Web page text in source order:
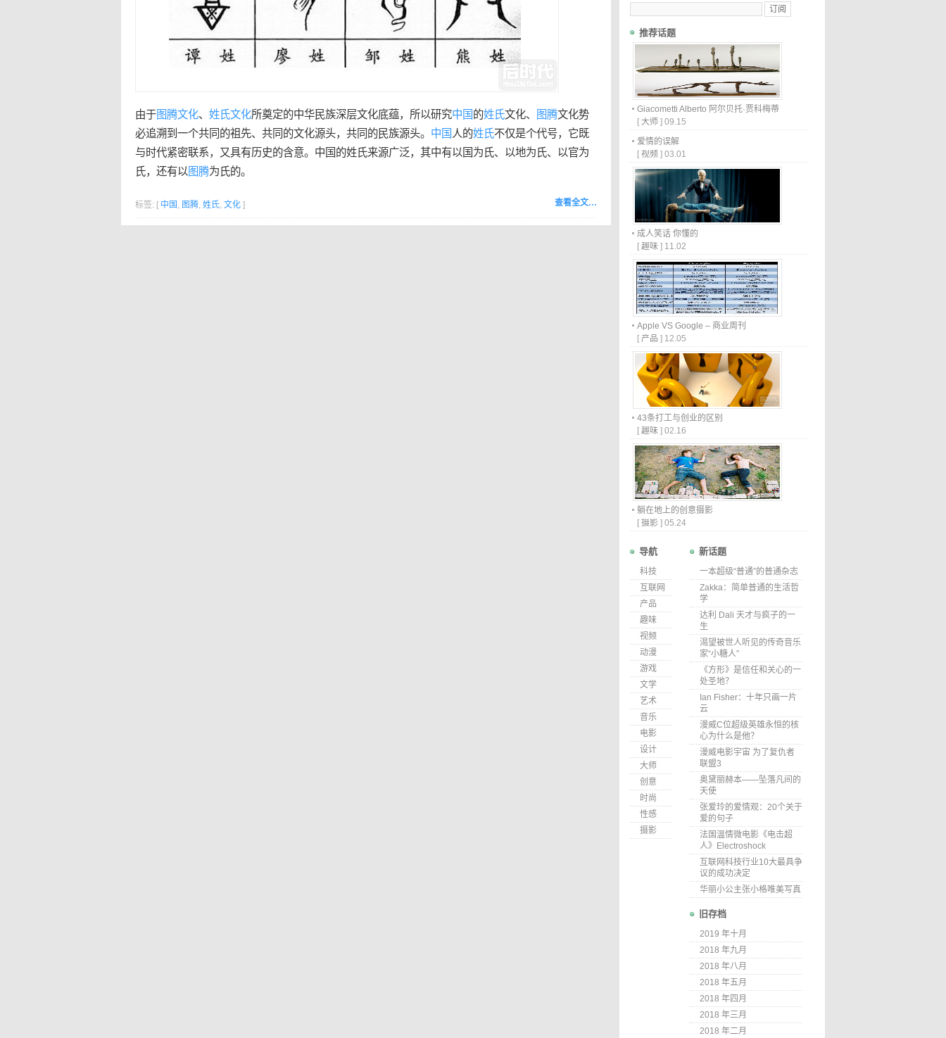
由于图腾文化、 姓氏文化所奠定的中华民族深层文化底蕴，所以研究中国 的姓氏文化、 图腾文化势
必追溯到一个共同的祖先、共同的文化源头，共同的民族源头。 中国 人的姓氏不仅是个代号，它既
与时代紧密联系，又具有历史的含意。中国的姓氏来源广泛，其中有以国为氏、以地为氏、以官为
氏，还有以 图腾为氏的。
查看全文…
标签: [ 中国 , 图腾, 姓氏, 文化 ]
推荐话题
Giacometti Alberto 阿尔贝托·贾科梅蒂
[ 大师 ] 09.15
爱情的误解
[ 视频 ] 03.01
成人笑话 你懂的
[ 趣味 ] 11.02
Apple VS Google – 商业周刊
[ 产品 ] 12.05
43条打工与创业的区别
[ 趣味 ] 02.16
躺在地上的创意摄影
[ 摄影 ] 05.24
导航
科技
互联网
产品
趣味
视频
动漫
游戏
文学
艺术
音乐
电影
设计
大师
创意
时尚
性感
摄影
新话题
一本超级“普通”的普通杂志
Zakka：简单普通的生活哲
学
达利 Dali 天才与疯子的一
生
渴望被世人听见的传奇音乐
家“小糖人”
《方形》是信任和关心的一
处圣地？
Ian Fisher：十年只画一片
云
漫威C位超级英雄永恒的核
心为什么是他？
漫威电影宇宙 为了复仇者
联盟3
奥黛丽赫本——坠落凡间的
天使
张爱玲的爱情观：20个关于
爱的句子
法国温情微电影《电击超
人》Electroshock
互联网科技行业10大最具争
议的成功决定
华丽小公主张小格唯美写真
旧存档
2019 年十月
2018 年九月
2018 年八月
2018 年五月
2018 年四月
2018 年三月
2018 年二月